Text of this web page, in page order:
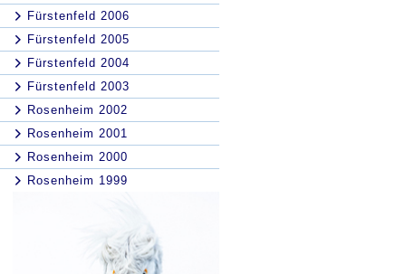
Fürstenfeld 2006
Fürstenfeld 2005
Fürstenfeld 2004
Fürstenfeld 2003
Rosenheim 2002
Rosenheim 2001
Rosenheim 2000
Rosenheim 1999